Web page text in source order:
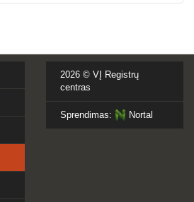
2026 © VĮ Registrų
centras
Sprendimas: Nortal